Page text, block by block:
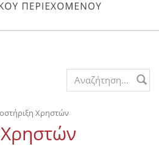
Search form
Χρηστών